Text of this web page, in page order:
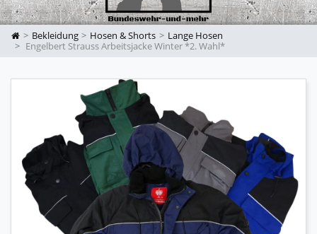
Bekleidung Hosen & Shorts
Lange Hosen
Engelbert Strauss Arbeitsjacke Winter *2. Wahl*